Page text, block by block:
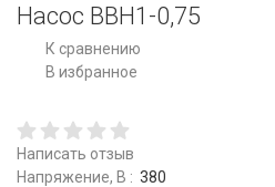
Насос ВВН1-0,75
К сравнению
В избранное
Написать отзыв
Напряжение, В : 380